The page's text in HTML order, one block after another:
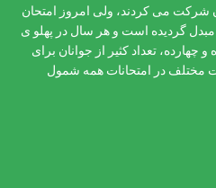
شرکت می کردند، ولی امروز امتحان
گردیده است و هر سال در پهلو ی
چهارده، تعداد کثیر از جوانان برای
مختلف در امتحانات همه شمول